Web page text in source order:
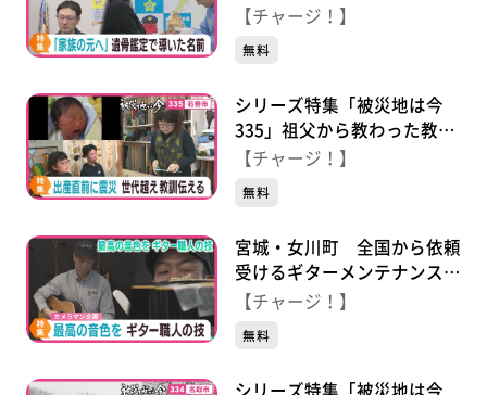
明に尽くした人々の思い
【チャージ！】
無料
シリーズ特集「被災地は今
335」祖父から教わった教訓
を息子に伝え続ける母の思い
【チャージ！】
無料
宮城・女川町 全国から依頼
受けるギターメンテナンス職
人 こだわりの調整法
【チャージ！】
無料
シリーズ特集「被災地は今